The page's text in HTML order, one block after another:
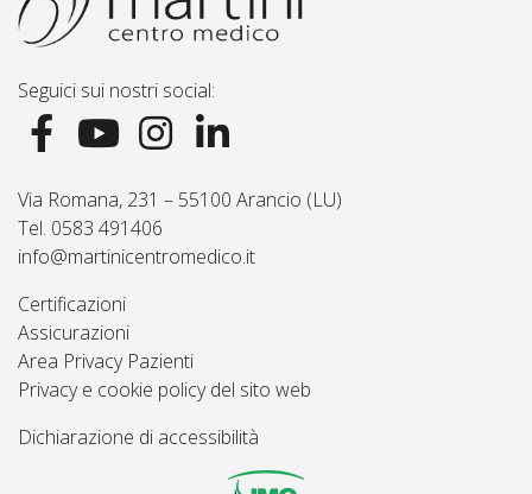
Seguici sui nostri social:
Via Romana, 231 – 55100 Arancio (LU)
Tel. 0583 491406
info@martinicentromedico.it
Certificazioni
Assicurazioni
Area Privacy Pazienti
Privacy e cookie policy del sito web
Dichiarazione di accessibilità